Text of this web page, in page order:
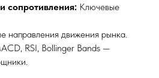
сопротивления: Ключевые
направления движения рынка.
RSI, Bollinger Bands —